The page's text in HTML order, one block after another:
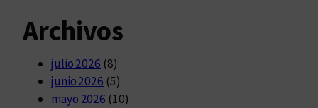
Archivos
julio 2026 (8)
junio 2026 (5)
mayo 2026 (10)